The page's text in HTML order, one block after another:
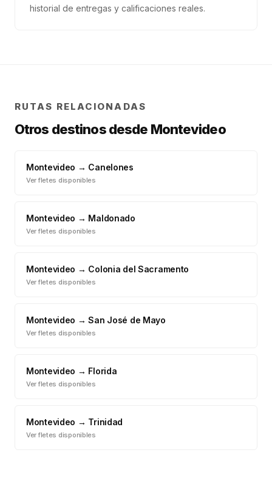
historial de entregas y calificaciones reales.
RUTAS RELACIONADAS
Otros destinos desde Montevideo
Montevideo → Canelones
Ver fletes disponibles
Montevideo → Maldonado
Ver fletes disponibles
Montevideo → Colonia del Sacramento
Ver fletes disponibles
Montevideo →San José de Mayo
Ver fletes disponibles
Montevideo → Florida
Ver fletes disponibles
Montevideo → Trinidad
Ver fletes disponibles